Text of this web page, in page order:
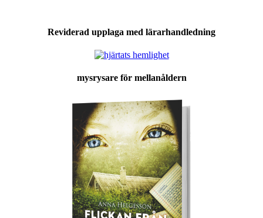
Reviderad upplaga med lärarhandledning
mysrysare för mellanåldern